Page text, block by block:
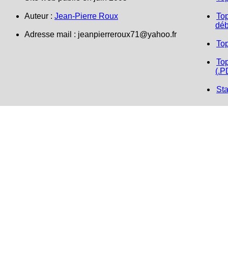
Auteur : Jean-Pierre Roux
Adresse mail : jeanpierreroux71@yahoo.fr